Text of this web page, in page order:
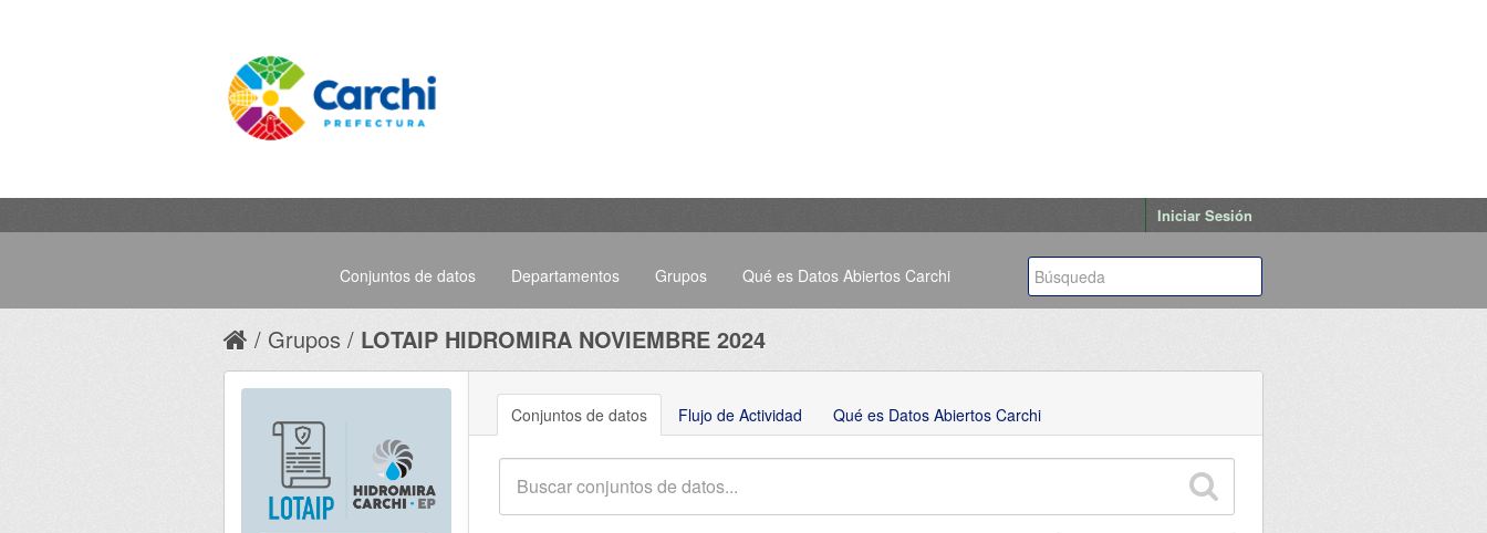
Iniciar Sesión
Conjuntos de datos Departamentos Grupos Qué es Datos Abiertos Carchi
Grupos LOTAIP HIDROMIRA NOVIEMBRE 2024
Conjuntos de datos Flujo de Actividad Qué es Datos Abiertos Carchi